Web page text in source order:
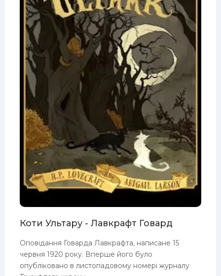
Коти Ультару - Лавкрафт Говард
Оповідання Говарда Лавкрафта, написане 15
червня 1920 року. Вперше його було
опубліковано в листопадовому номері журналу